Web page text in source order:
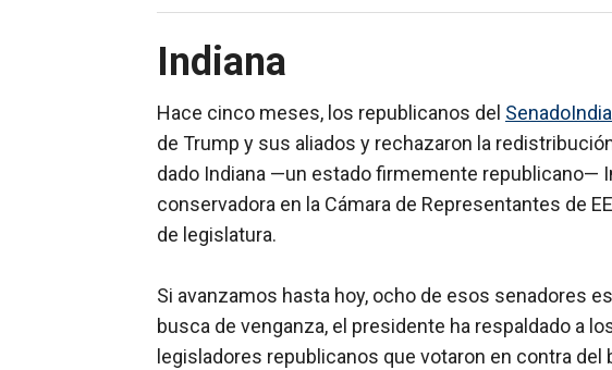
Indiana
Hace cinco meses, los republicanos del
de Trump y sus aliados y rechazaron la
dado Indiana —un estado firmemente republicano—
conservadora en la Cámara de Representantes de
de legislatura.
Si avanzamos hasta hoy, ocho de esos senadores
busca de venganza, el presidente ha respaldado a
legisladores republicanos que votaron en contra